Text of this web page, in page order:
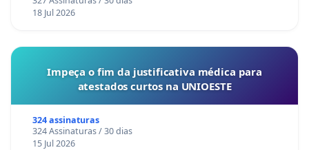
18 Jul 2026
Impeça o fim da justificativa médica para
atestados curtos na UNIOESTE
324 assinaturas
324 Assinaturas / 30 dias
15 Jul 2026